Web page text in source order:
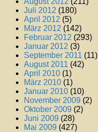
Juli 2012 (180)
April 2012 (5)
März 2012 (142)
Februar 2012 (293)
Januar 2012 (3)
September 2011 (11)
August 2011 (42)
April 2010 (1)
März 2010 (1)
Januar 2010 (10)
November 2009 (2)
Oktober 2009 (2)
Juni 2009 (28)
Mai 2009 (427)